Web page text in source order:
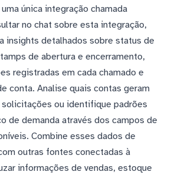
única integração chamada
no chat sobre esta integração,
insights detalhados sobre status de
de abertura e encerramento,
registradas em cada chamado e
conta. Analise quais contas geram
ou identifique padrões
de demanda através dos campos de
Combine esses dados de
outras fontes conectadas à
informações de vendas, estoque